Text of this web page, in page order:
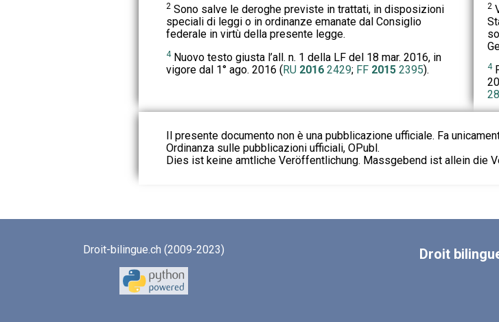
2Sono salve le deroghe previste in trattati, in disposizioni
speciali di leggi o in ordinanze emanate dal Consiglio
federale in virtù della presente legge.
4Nuovo testo giusta l’all. n. 1 della LF del 18 mar. 2016, in
vigore dal 1° ago. 2016 (RU 20162429; FF 2015 2395).
2
4
Il presente documento non è una pubblicazione ufficiale. Fa
Ordinanza sulle pubblicazioni ufficiali, OPubl.
Dies ist keine amtliche Veröffentlichung. Massgebend ist allein die
Droit-bilingue.ch (2009-2023) Droit